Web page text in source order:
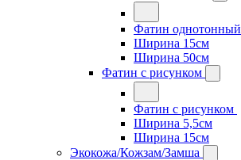
Фатин однотонный
Ширина 15см
Ширина 50см
Фатин с рисунком
Фатин с рисунком
Ширина 5,5см
Ширина 15см
Экокожа/Кожзам/Замша